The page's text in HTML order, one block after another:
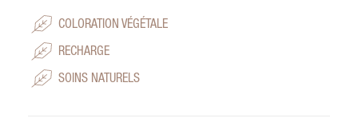
COLORATION VÉGÉTALE
RECHARGE
SOINS NATURELS